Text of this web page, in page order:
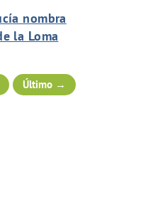
nombra
la Loma
Último →